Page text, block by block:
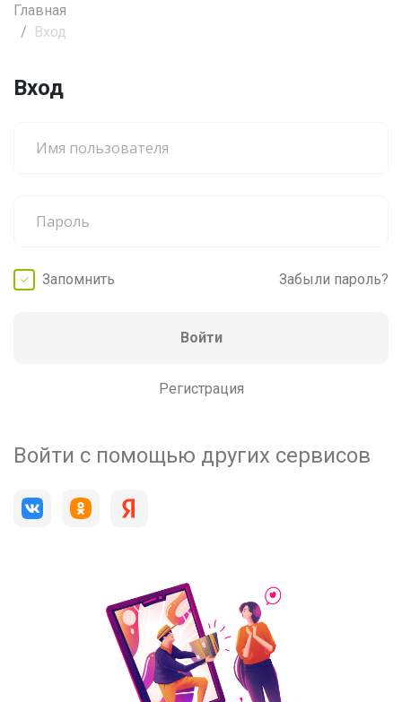
Главная
Вход
Вход
Запомнить Забыли пароль?
Войти
Регистрация
Войти с помощью других сервисов